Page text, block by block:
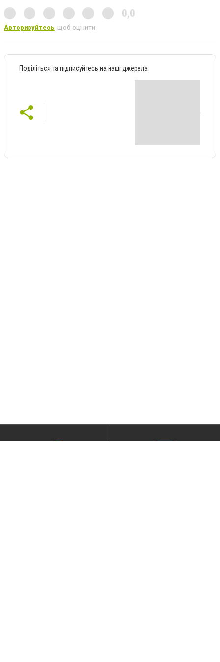
0,0
Авторизуйтесь, щоб оцінити
Поділіться та підписуйтесь на наші джерела